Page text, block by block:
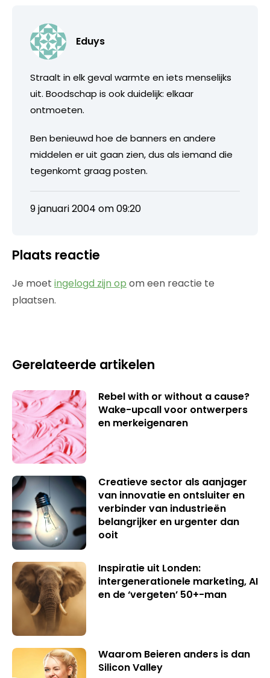
Eduys
Straalt in elk geval warmte en iets menselijks
uit. Boodschap is ook duidelijk: elkaar
ontmoeten.
Ben benieuwd hoe de banners en andere
middelen er uit gaan zien, dus als iemand die
tegenkomt graag posten.
9 januari 2004 om 09:20
Plaats reactie
Je moet ingelogd zijn op om een reactie te
plaatsen.
Gerelateerde artikelen
Rebel with or without a cause?
Wake-upcall voor ontwerpers
en merkeigenaren
Creatieve sector als aanjager
van innovatie en ontsluiter en
verbinder van industrieën
belangrijker en urgenter dan
ooit
Inspiratie uit Londen:
intergenerationele marketing, AI
en de ‘vergeten’ 50+-man
Waarom Beieren anders is dan
Silicon Valley